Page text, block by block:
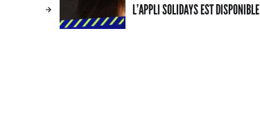
L’APPLI SOLIDAYS EST DISPONIBLE